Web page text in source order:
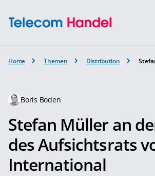
Home Themen Distribution
Boris Boden
Stefan Müller an
des Aufsichtsrats
International